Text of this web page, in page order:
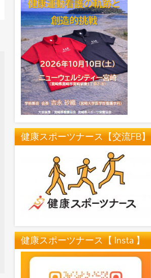
健康スポーツナース【交流FB】
健康スポーツナース【 Insta 】